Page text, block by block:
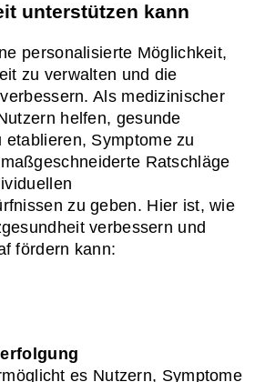
unterstützen kann
personalisierte Möglichkeit,
zu verwalten und die
Als medizinischer
helfen, gesunde
etablieren, Symptome zu
Ratschläge
zu geben. Hier ist, wie
verbessern und
fördern kann: